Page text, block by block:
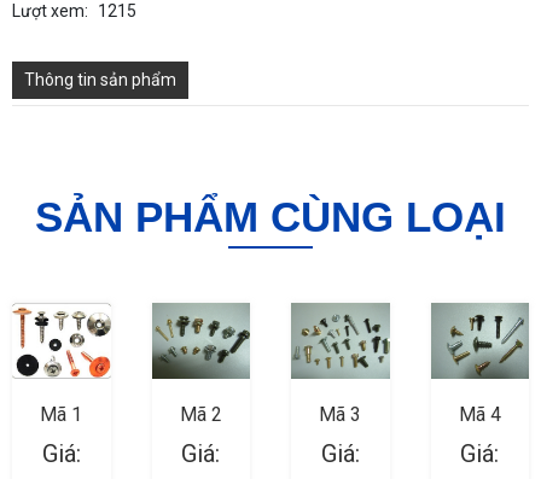
Lượt xem: 1215
Thông tin sản phẩm
SẢN PHẨM CÙNG LOẠI
Mã 1
Giá:
Mã 2
Giá:
Mã 3
Giá:
Mã 4
Giá: